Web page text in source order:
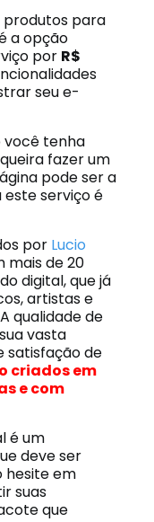
para
a opção
por R$
seu e-
você tenha
fazer um
pode ser a
serviço é
por Lucio
mais de 20
digital, que já
artistas e
qualidade de
vasta
satisfação de
criados em
e com
é um
deve ser
hesite em
suas
que